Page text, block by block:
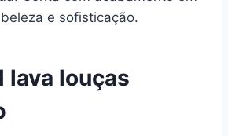
e sofisticação.
lava louças